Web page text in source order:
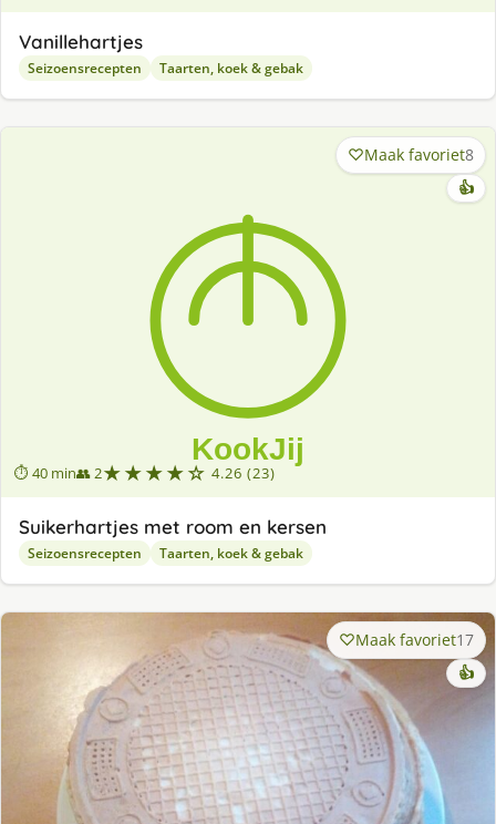
Vanillehartjes
Seizoensrecepten Taarten, koek & gebak
⏱ 40 min👥 2★★★★☆ 4.26 (23)
Maak favoriet8
👍
Suikerhartjes met room en kersen
Seizoensrecepten Taarten, koek & gebak
Maak favoriet17
👍